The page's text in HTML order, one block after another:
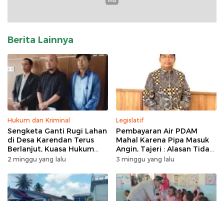
Berita Lainnya
Hukum dan Kriminal
Sengketa Ganti Rugi Lahan
di Desa Karendan Terus
Berlanjut, Kuasa Hukum
Ajukan Kasasi
2 minggu yang lalu
Legislatif
Pembayaran Air PDAM
Mahal Karena Pipa Masuk
Angin, Tajeri : Alasan Tidak
Masuk Akal
3 minggu yang lalu